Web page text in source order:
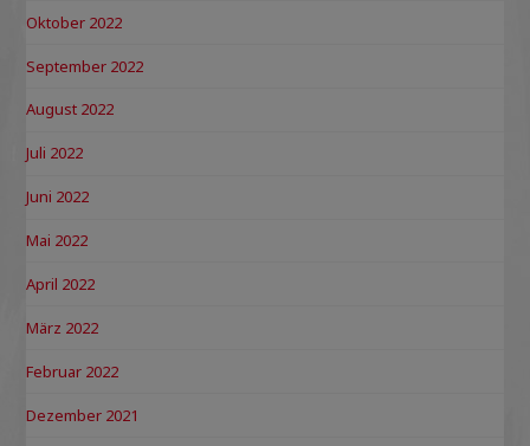
Oktober 2022
September 2022
August 2022
Juli 2022
Juni 2022
Mai 2022
April 2022
März 2022
Februar 2022
Dezember 2021